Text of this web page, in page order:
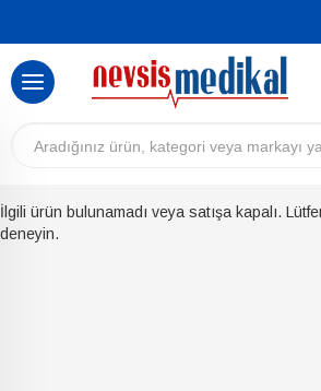
İlgili ürün bulunamadı veya satışa kapalı.
deneyin.